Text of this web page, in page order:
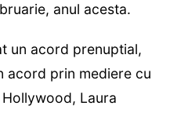
anul acesta.
un acord prenuptial,
acord prin mediere cu
Laura